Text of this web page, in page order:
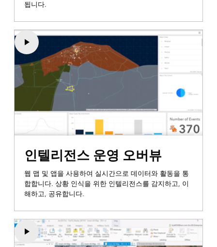
됩니다.
인텔리전스 운영 오버뷰
웹 맵 및 앱을 사용하여 실시간으로 데이터와 활동을 통
합합니다. 상황 인식을 위한 인텔리전스를 감지하고, 이
해하고, 공유합니다.